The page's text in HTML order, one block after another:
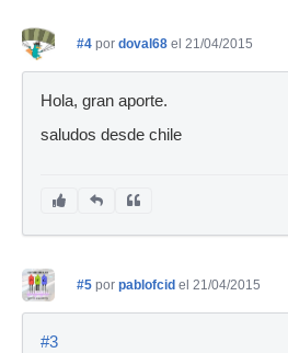
#4 por doval68 el 21/04/2015
Hola, gran aporte.
saludos desde chile
#5 por pablofcid el 21/04/2015
#3